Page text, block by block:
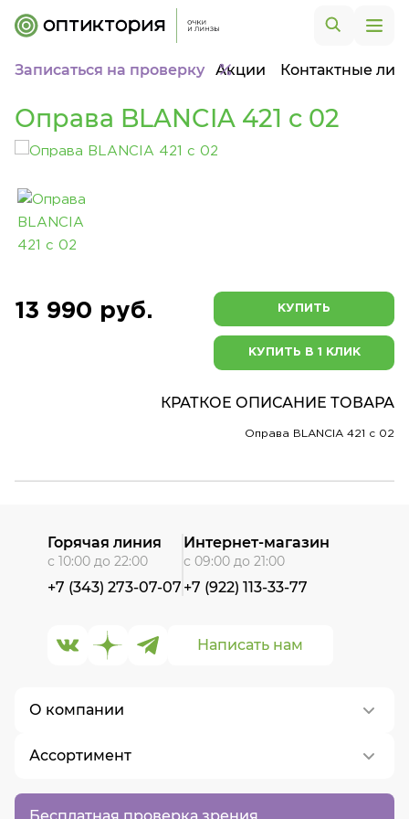
Записаться на проверку Акции Контактные
Оправа BLANCIA 421 c 02
13 990 руб. КУПИТЬ
КУПИТЬ В 1 КЛИК
КРАТКОЕ ОПИСАНИЕ ТОВАРА
Оправа BLANCIA 421 c 02
Бесплатная проверка зрения
О компании
О нас
Контакты
Ассортимент
Написать нам
Горячая линия
с 10:00 до 22:00
+7 (343) 273-07-07
Интернет-магазин
с 09:00 до 21:00
+7 (922) 113-33-77